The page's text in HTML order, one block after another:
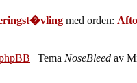
med orden:
| Tema NoseBleed av